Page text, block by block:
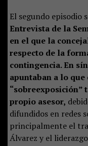
El segundo episodio
Entrevista de la
en el que la
respecto de la
contingencia. En
apuntaban a lo
“sobreexposición”
propio asesor,
difundidos en redes
principalmente el
Álvarez y el